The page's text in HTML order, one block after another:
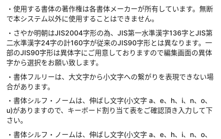
・使用する書体の著作権は各書体メーカーが所有しています。無断
で本システム以外に使用することはできません。
・さやか明朝はJIS2004字形の為、JIS第一水準漢字136字とJIS第
二水準漢字24字の計160字が従来のJIS90字形とは異なります。一
部のJIS90字形は異体字にご用意しておりますので編集画面の異体
字から選択をお願い致します。
・書体フルリーは、大文字から小文字への繋がりを表現できない場
合があります。
・書体シルフ・ノームは、伸ばし文字(小文字 a、e、h、i、n、o、
u)がありますので、キーボード割り当て表をご確認頂き入力して下
さい。
・書体シルフ・ノームは、伸ばし文字(小文字 a、e、h、i、n、o、